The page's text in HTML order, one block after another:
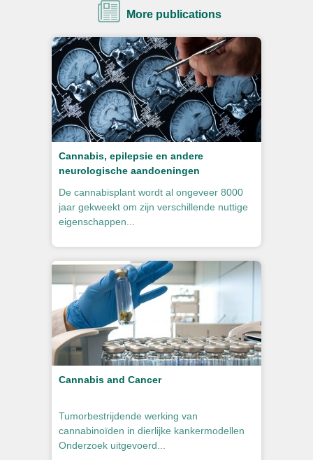
More publications
Cannabis, epilepsie en andere
neurologische aandoeningen
De cannabisplant wordt al ongeveer 8000
jaar gekweekt om zijn verschillende nuttige
eigenschappen...
Cannabis and Cancer
Tumorbestrijdende werking van
cannabinoïden in dierlijke kankermodellen
Onderzoek uitgevoerd...